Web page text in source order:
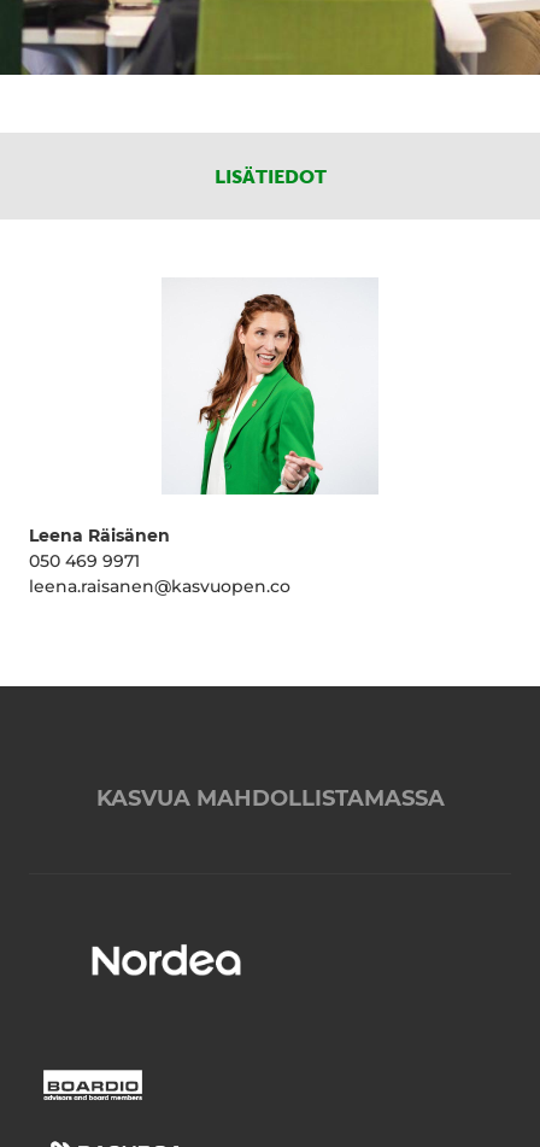
LISÄTIEDOT
Leena Räisänen
050 469 9971
leena.raisanen@kasvuopen.co
KASVUA MAHDOLLISTAMASSA